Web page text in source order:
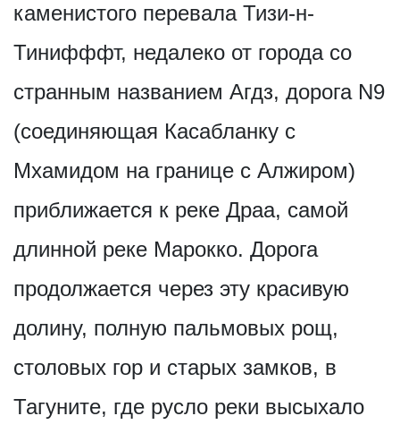
каменистого перевала Тизи-н-
Тинифффт, недалеко от города со
странным названием Агдз, дорога N9
(соединяющая Касабланку с
Мхамидом на границе с Алжиром)
приближается к реке Драа, самой
длинной реке Марокко. Дорога
продолжается через эту красивую
долину, полную пальмовых рощ,
столовых гор и старых замков, в
Тагуните, где русло реки высыхало